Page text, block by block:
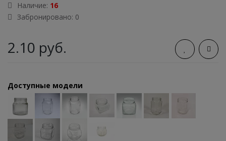
Наличие: 16
Забронировано: 0
2.10 руб.
Доступные модели